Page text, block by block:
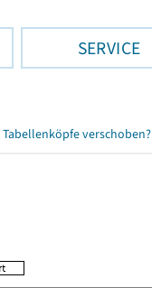
SERVICE
Tabellenköpfe verschoben?